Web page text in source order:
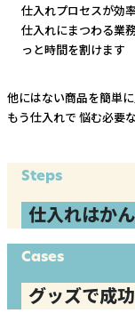
仕入れプロセスが効
仕入れにまつわる業
っと時間を割けます
他にはない商品を簡単
もう仕入れで 悩む必要
Steps
仕入れはか
Cases
グッズで成